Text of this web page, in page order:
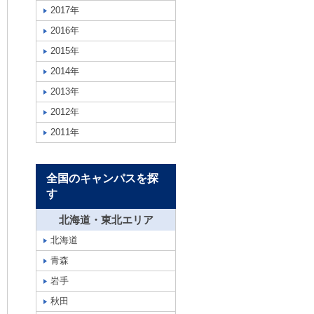
2017年
2016年
2015年
2014年
2013年
2012年
2011年
全国のキャンパスを探
す
北海道・東北エリア
北海道
青森
岩手
秋田